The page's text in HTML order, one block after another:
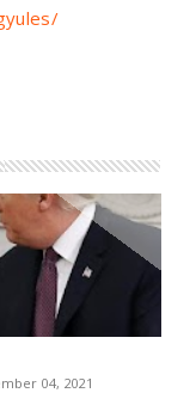
04, 2021